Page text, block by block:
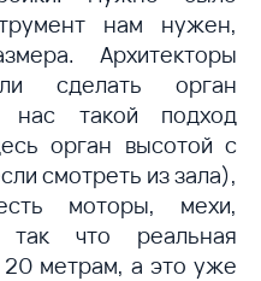
нам нужен,
Архитекторы
сделать орган
такой подход
орган высотой с
смотреть из зала),
моторы, мехи,
так что реальная
20 метрам, а это уже